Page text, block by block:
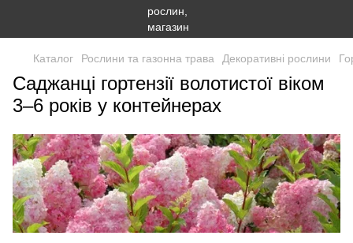
Каталог Рослини та газонна трава Декоративні рослини
Саджанці гортензії волотистої віком
3–6 років у контейнерах